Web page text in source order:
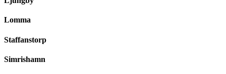
Lomma
Staffanstorp
Simrishamn